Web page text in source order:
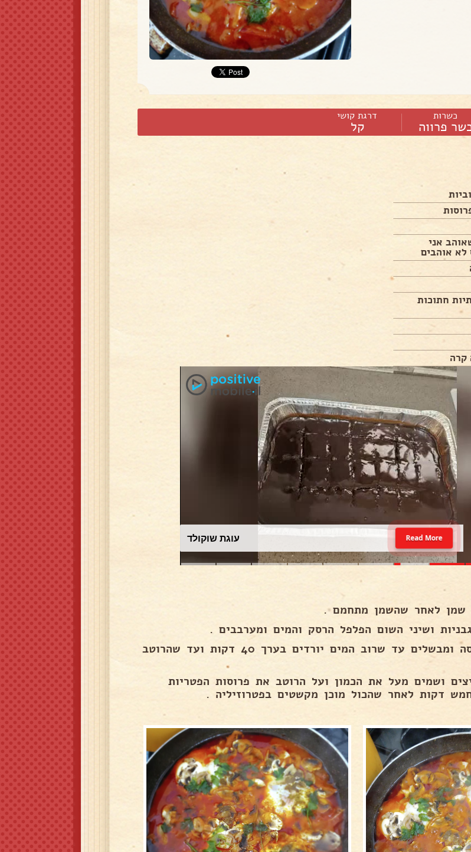
כשרות
פרווה
דרגת קושי
קל
אני
לא אוהבים
חתוכות
קרה
עוגת שוקולד Read More
שמן לאחר שהשמן מתחמם .
ושיני השום הפלפל הרסק והמים ומערבבים .
סוגרים את המכסה ומבשלים עד שרוב המים יורדים בערך 40 דקות ועד שהרוטב
ושמים מעל את הכמון ועל הרוטב את פרוסות הפטריות
דקות לאחר שהכול מוכן מקשטים בפטרוזיליה .